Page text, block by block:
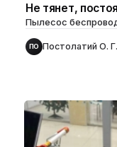
Не тянет,
Пылесос
ПО Постолатий О. Г.